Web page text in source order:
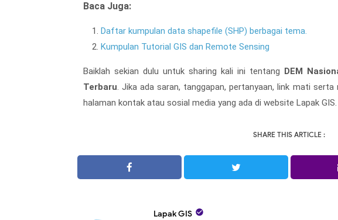
Baca Juga:
Daftar kumpulan data shapefile (SHP) berbagai tema.
Kumpulan Tutorial GIS dan Remote Sensing
Baiklah sekian dulu untuk sharing kali ini tentang DEM
Terbaru. Jika ada saran, tanggapan, pertanyaan, link mati
halaman kontak atau sosial media yang ada di website Lapak
SHARE THIS ARTICLE :
Lapak GIS 